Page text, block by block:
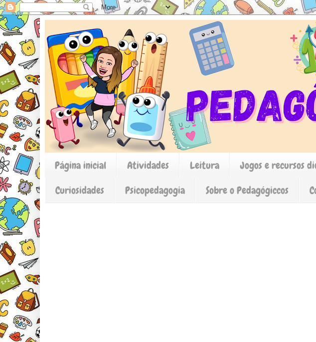
Página inicial Atividades Leitura Jogos e recursos
Curiosidades
Psicopedagogia Sobre o Pedagógiccos